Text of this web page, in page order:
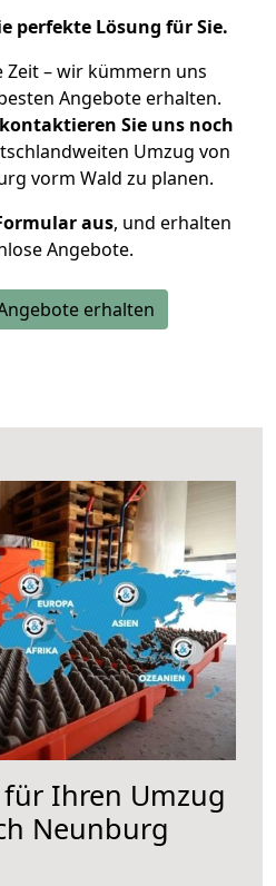
perfekte Lösung für Sie.
Zeit – wir kümmern uns
Angebote erhalten.
kontaktieren Sie uns noch
Umzug von
vorm Wald zu planen.
aus, und erhalten
Angebote.
erhalten
für Ihren Umzug
Neunburg